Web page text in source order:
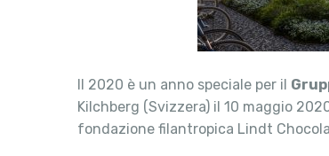
Il 2020 è un anno speciale per il
Kilchberg (Svizzera) il 10 maggio
fondazione filantropica Lindt